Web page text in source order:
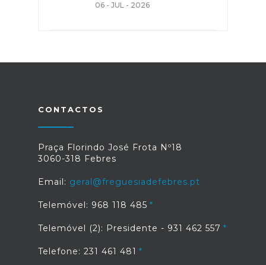
06 - JUL - 2026
CONTACTOS
Praça Florindo José Frota Nº18
3060-318 Febres
Email: geral@freguesiadefebres.pt
Telemóvel: 968 118 485
Telemóvel (2): Presidente - 931 462 557
Telefone: 231 461 481